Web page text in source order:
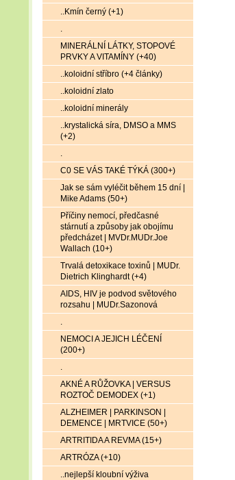
..Kmín černý (+1)
.
MINERÁLNÍ LÁTKY, STOPOVÉ
PRVKY A VITAMÍNY (+40)
..koloidní stříbro (+4 články)
..koloidní zlato
..koloidní minerály
..krystalická síra, DMSO a MMS
(+2)
.
C0 SE VÁS TAKÉ TÝKÁ (300+)
Jak se sám vyléčit během 15 dní |
Mike Adams (50+)
Příčiny nemocí, předčasné
stárnutí a způsoby jak obojímu
předcházet | MVDr.MUDr.Joe
Wallach (10+)
Trvalá detoxikace toxinů | MUDr.
Dietrich Klinghardt (+4)
AIDS, HIV je podvod světového
rozsahu | MUDr.Sazonová
.
NEMOCI A JEJICH LÉČENÍ
(200+)
.
AKNÉ A RŮŽOVKA | VERSUS
ROZTOČ DEMODEX (+1)
ALZHEIMER | PARKINSON |
DEMENCE | MRTVICE (50+)
ARTRITIDA A REVMA (15+)
ARTRÓZA (+10)
..nejlepší kloubní výživa